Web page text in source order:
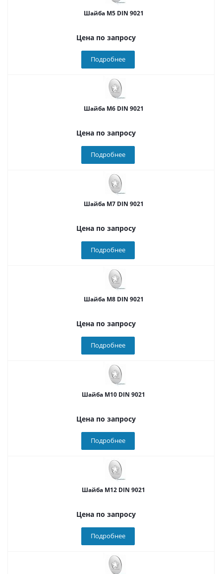
Шайба М5 DIN 9021
Цена по запросу
Подробнее
Шайба М6 DIN 9021
Цена по запросу
Подробнее
Шайба М7 DIN 9021
Цена по запросу
Подробнее
Шайба М8 DIN 9021
Цена по запросу
Подробнее
Шайба М10 DIN 9021
Цена по запросу
Подробнее
Шайба М12 DIN 9021
Цена по запросу
Подробнее